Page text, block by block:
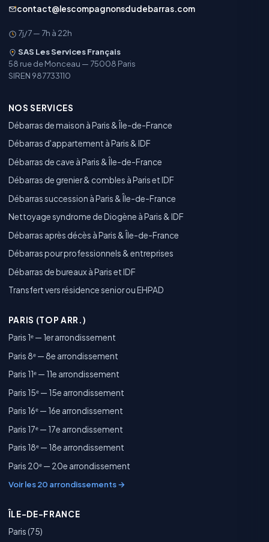
contact@lescompagnonsdudebarras.com
7j/7 — 7h à 22h
SAS Les Services Français
58 rue de Monceau — 75008 Paris
SIREN 987733110
NOS SERVICES
Débarras de maison à Paris & Île-de-France
Débarras d'appartement à Paris & IDF
Débarras de cave à Paris & Île-de-France
Débarras de grenier & combles à Paris et IDF
Débarras succession à Paris & Île-de-France
Nettoyage syndrome de Diogène à Paris & IDF
Débarras après décès à Paris & Île-de-France
Débarras pour professionnels & entreprises
Débarras de bureaux à Paris et IDF
Transfert vers résidence senior ou EHPAD
PARIS (TOP ARR.)
Paris 1ᵉ — 1er arrondissement
Paris 8ᵉ — 8e arrondissement
Paris 11ᵉ — 11e arrondissement
Paris 15ᵉ — 15e arrondissement
Paris 16ᵉ — 16e arrondissement
Paris 17ᵉ — 17e arrondissement
Paris 18ᵉ — 18e arrondissement
Paris 20ᵉ — 20e arrondissement
Voir les 20 arrondissements →
ÎLE-DE-FRANCE
Paris (75)